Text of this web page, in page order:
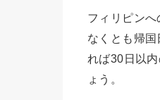
フィリピン
なくとも帰
れば30日以
ょう。